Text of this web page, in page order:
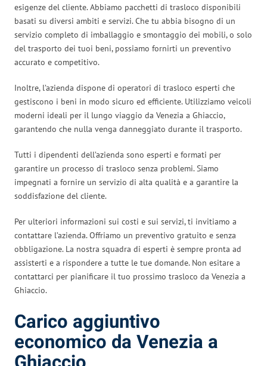
esigenze del cliente. Abbiamo pacchetti di trasloco disponibili
basati su diversi ambiti e servizi. Che tu abbia bisogno di un
servizio completo di imballaggio e smontaggio dei mobili, o solo
del trasporto dei tuoi beni, possiamo fornirti un preventivo
accurato e competitivo.
Inoltre, l’azienda dispone di operatori di trasloco esperti che
gestiscono i beni in modo sicuro ed efficiente. Utilizziamo veicoli
moderni ideali per il lungo viaggio da Venezia a Ghiaccio,
garantendo che nulla venga danneggiato durante il trasporto.
Tutti i dipendenti dell’azienda sono esperti e formati per
garantire un processo di trasloco senza problemi. Siamo
impegnati a fornire un servizio di alta qualità e a garantire la
soddisfazione del cliente.
Per ulteriori informazioni sui costi e sui servizi, ti invitiamo a
contattare l’azienda. Offriamo un preventivo gratuito e senza
obbligazione. La nostra squadra di esperti è sempre pronta ad
assisterti e a rispondere a tutte le tue domande. Non esitare a
contattarci per pianificare il tuo prossimo trasloco da Venezia a
Ghiaccio.
Carico aggiuntivo
economico da Venezia a